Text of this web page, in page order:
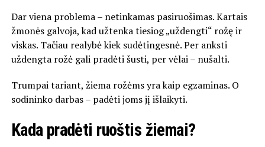
Dar viena problema – netinkamas pasiruošimas. Kartais
žmonės galvoja, kad užtenka tiesiog „uždengti“ rožę ir
viskas. Tačiau realybė kiek sudėtingesnė. Per anksti
uždengta rožė gali pradėti šusti, per vėlai – nušalti.
Trumpai tariant, žiema rožėms yra kaip egzaminas. O
sodininko darbas – padėti joms jį išlaikyti.
Kada pradėti ruoštis žiemai?